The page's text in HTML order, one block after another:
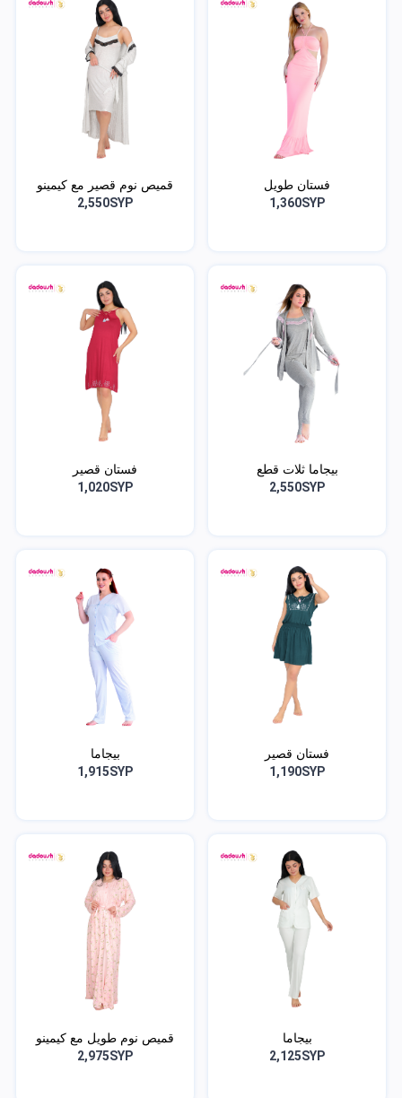
فستان طويل
1,360SYP
قميص نوم قصير مع كيمينو
2,550SYP
بيجاما ثلات قطع
2,550SYP
فستان قصير
1,020SYP
فستان قصير
1,190SYP
بيجاما
1,915SYP
بيجاما
2,125SYP
قميص نوم طويل مع كيمينو
2,975SYP